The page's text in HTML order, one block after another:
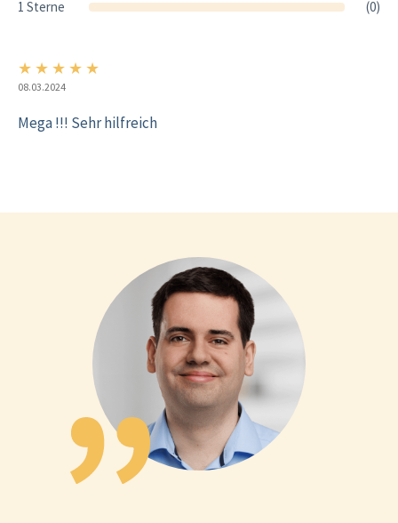
1 Sterne
(0)
★ ★ ★ ★ ★
08.03.2024
Mega !!! Sehr hilfreich